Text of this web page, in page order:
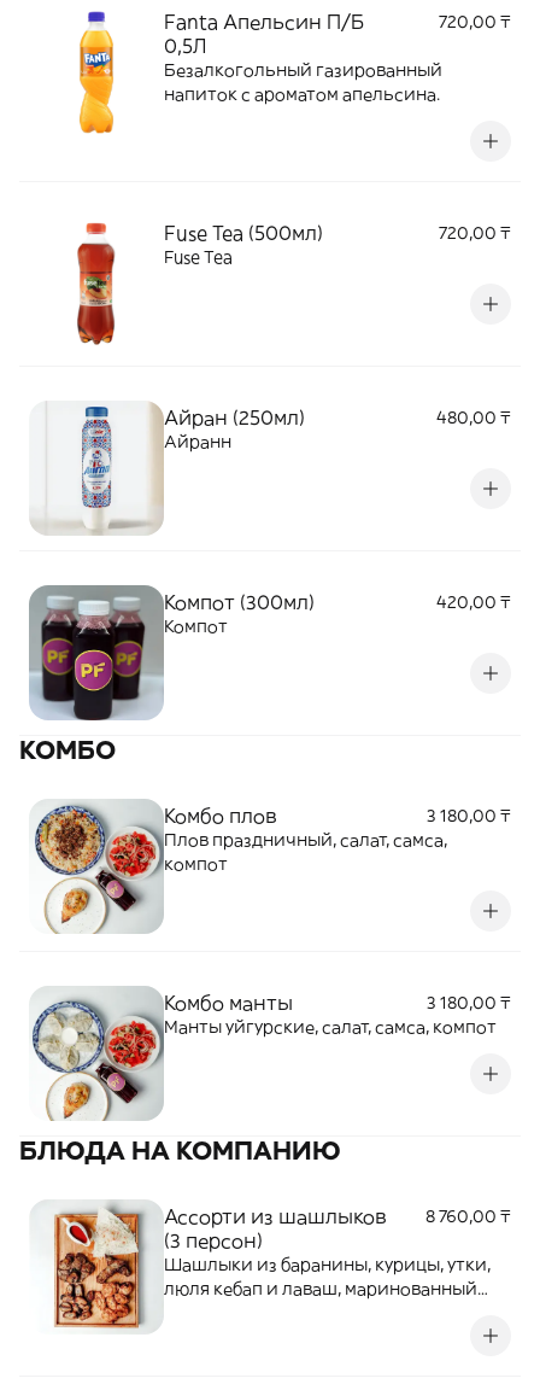
Fanta Апельсин П/Б
0,5Л
720,00 ₸
Безалкогольный газированный
напиток с ароматом апельсина.
Fuse Tea (500мл)
720,00 ₸
Fuse Tea
Айран (250мл)
480,00 ₸
Айранн
Компот (300мл)
420,00 ₸
Компот
КОМБО
Комбо плов
3 180,00 ₸
Плов праздничный, салат, самса,
компот
Комбо манты
3 180,00 ₸
Манты уйгурские, салат, самса, компот
БЛЮДА НА КОМПАНИЮ
Ассорти из шашлыков
(3 персон)
8 760,00 ₸
Шашлыки из баранины, курицы, утки,
люля кебап и лаваш, маринованный